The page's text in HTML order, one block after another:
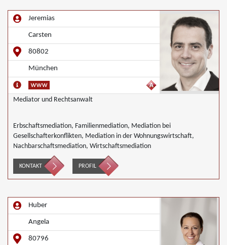
Jeremias
Carsten
80802
München
Mediator und Rechtsanwalt
Erbschaftsmediation, Familienmediation, Mediation bei
Gesellschafterkonflikten, Mediation in der Wohnungswirtschaft,
Nachbarschaftsmediation, Wirtschaftsmediation
KONTAKT PROFIL
Huber
Angela
80796